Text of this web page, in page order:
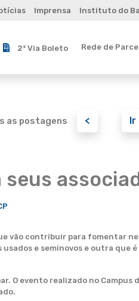
Imprensa Instituto do
2ª Via Boleto Rede de
as postagens < Ir
vão contribuir para fomentar
e seminovos e outra que
O evento realizado no